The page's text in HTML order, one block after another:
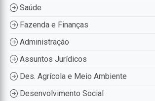
Saúde
Fazenda e Finanças
Administração
Assuntos Jurídicos
Des. Agrícola e Meio Ambiente
Desenvolvimento Social